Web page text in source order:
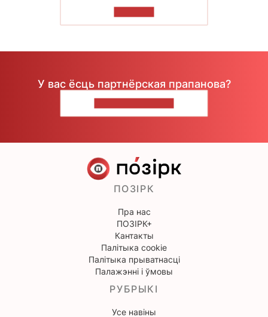
У вас ёсць партнёрская прапанова?
ПОЗІРК
Пра нас
ПОЗІРК+
Кантакты
Палітыка cookie
Палітыка прыватнасці
Палажэнні і ўмовы
РУБРЫКІ
Усе навіны